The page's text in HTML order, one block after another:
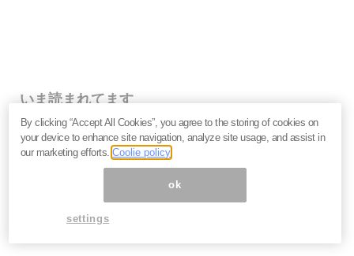
いま読まれてます
株価乱高下「アドバンテスト」は買いか？AI特需の行方
と投資リスクを解説＝江口裕臣
株価下落「三菱重工」今が買い？長期投資家が見るべ
き“防衛だけじゃない”強さと投資リスク＝栫井駿介
べきか、大化けの4条件を解説＝金融ライター K.Y
By clicking “Accept All Cookies”, you agree to the storing of cookies on
your device to enhance site navigation, analyze site usage, and assist in
our marketing efforts.Coolie policy
ok
settings